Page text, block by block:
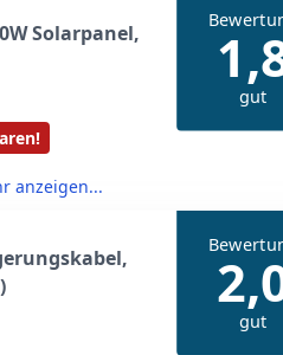
Solarpanel,
gut
anzeigen...
gut